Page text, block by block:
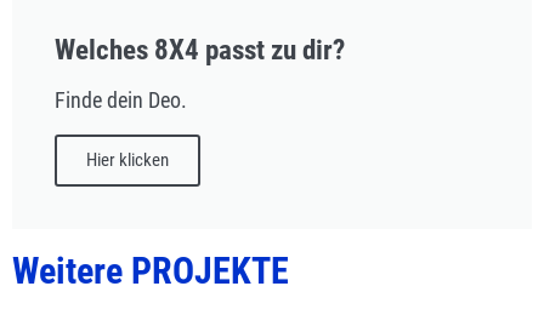
Welches 8X4 passt zu dir?
Finde dein Deo.
Hier klicken
Weitere PROJEKTE